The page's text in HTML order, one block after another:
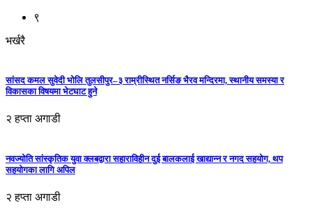
९
भर्खरै
सांसद कमल सुवेदी भोलि तुलसीपुर–३ राम्रीस्थित नर्सिङ भैरव मन्दिरमा, स्थानीय समस्या र
विकासका विषयमा भेटघाट हुने
२ हप्ता अगाडी
नवज्योति सांस्कृतिक युवा क्लबद्वारा सहाराविहीन दुई बालकलाई खाद्यान्न र नगद सहयोग, थप
सहयोगका लागि अपिल
२ हप्ता अगाडी